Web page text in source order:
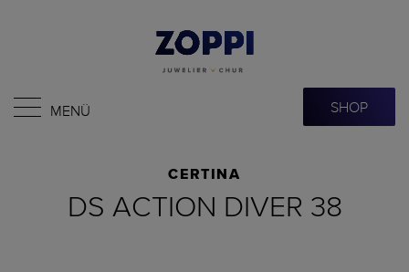
MENÜ SHOP
CERTINA
DS ACTION DIVER 38